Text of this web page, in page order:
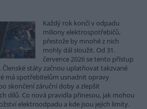
Každý rok končí v odpadu
miliony elektrospotřebičů,
přestože by mnohé z nich
mohly dál sloužit. Od 31.
července 2026 se tento přístup
Členské státy začnou uplatňovat takzvané
má spotřebitelům usnadnit opravy
skončení záruční doby a zlepšit
dílů. Co nová pravidla přinesou, jak mohou
elektroodpadu a kde jsou jejich limity.